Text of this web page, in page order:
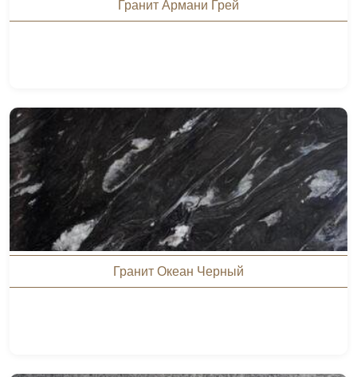
Гранит Армани Грей
Гранит Океан Черный